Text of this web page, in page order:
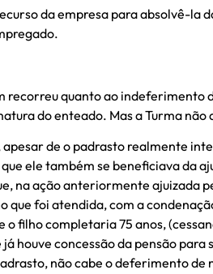
da empresa para absolvê-la
quanto ao indeferimento
do enteado. Mas a Turma não
apesar de o padrasto realmente
ele também se beneficiava da
na ação anteriormente ajuizada
que foi atendida, com a
filho completaria 75 anos,
houve concessão da pensão
não cabe o deferimento de